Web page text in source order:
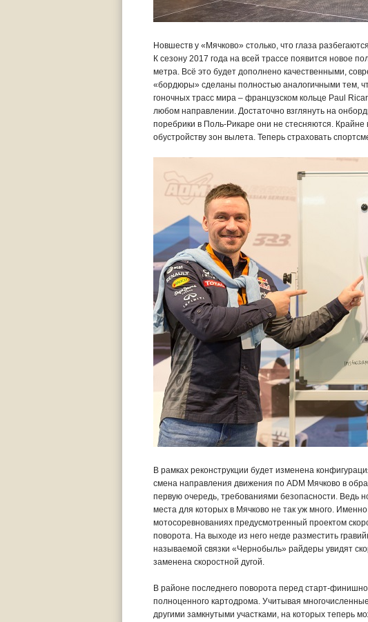
Новшеств у «Мячково» столько, что глаза
К сезону 2017 года на всей трассе появится новое
метра. Всё это будет дополнено качественными,
«бордюры» сделаны полностью аналогичными тем,
гоночных трасс мира – французском кольце Paul
любом направлении. Достаточно взглянуть на
поребрики в Поль-Рикаре они не стесняются.
обустройству зон вылета. Теперь страховать
В рамках реконструкции будет изменена
смена направления движения по ADM Мячково в
первую очередь, требованиями безопасности. Ведь
места для которых в Мячково не так уж много.
мотосоревнованиях предусмотренный проектом
поворота. На выходе из него негде разместить
называемой связки «Чернобыль» райдеры увидят
заменена скоростной дугой.
В районе последнего поворота перед старт-
полноценного картодрома. Учитывая
другими замкнутыми участками, на которых теперь